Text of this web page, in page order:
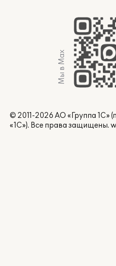
Мы в Max
© 2011-2026 АО «Группа 1С»
«1С»). Все права защищены.